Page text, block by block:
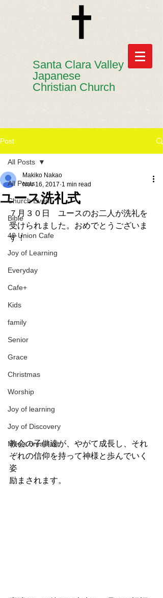
​​Santa Clara Valley
Japanese
Christian Church
Post
All Posts
Church Event
Bible
40 Union Cafe
Joy of Learning
Everyday
Cafe+
Kids
family
Senior
Grace
Christmas
Worship
Joy of learning
Joy of Discovery
Men’s breakfast
All Posts
ユース洗礼式
Makiko Nakao
Nov 16, 2017 1 min read
７月３０日　ユースのお二人が洗礼を
受けられました。おめでとうございま
す！
教会の子供達が、やがて成長し、それ
ぞれの信仰を持って神様と歩んでいく
姿
励まされます。